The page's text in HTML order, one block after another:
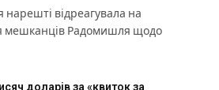
нарешті відреагувала на
мешканців Радомишля щодо
доларів за «квиток за